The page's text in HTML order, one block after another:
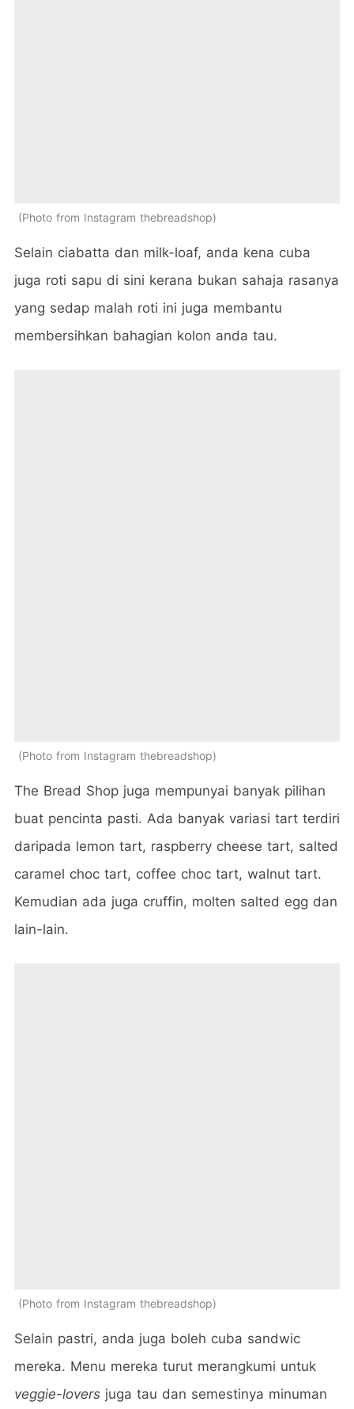
Photo from Instagram thebreadshop
Selain ciabatta dan milk-loaf, anda kena cuba
juga roti sapu di sini kerana bukan sahaja rasanya
yang sedap malah roti ini juga membantu
membersihkan bahagian kolon anda tau.
Photo from Instagram thebreadshop
The Bread Shop juga mempunyai banyak pilihan
buat pencinta pasti. Ada banyak variasi tart terdiri
daripada lemon tart, raspberry cheese tart, salted
caramel choc tart, coffee choc tart, walnut tart.
Kemudian ada juga cruffin, molten salted egg dan
lain-lain.
Photo from Instagram thebreadshop
Selain pastri, anda juga boleh cuba sandwic
mereka. Menu mereka turut merangkumi untuk
veggie-lovers juga tau dan semestinya minuman